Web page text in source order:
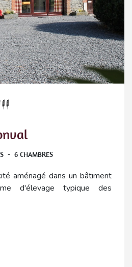
- 6 CHAMBRES
aménagé dans un bâtiment
d'élevage typique des